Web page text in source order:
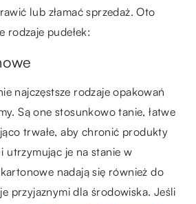
lub złamać sprzedaż. Oto
rodzaje pudełek:
najczęstsze rodzaje opakowań
Są one stosunkowo tanie, łatwe
trwałe, aby chronić produkty
utrzymując je na stanie w
nadają się również do
przyjaznymi dla środowiska. Jeśli